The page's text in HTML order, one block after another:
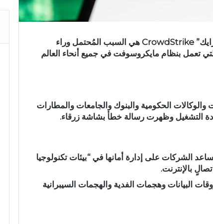
يُعتقد أن شركة الأمن السيبراني الأمريكية “كراود سترايك” CrowdStrike هي السبب المُحتمل وراء
تعمل بنظام مايكروسوفت في جميع أنحاء العالم
الحكومية والبنوك والجامعات والمطارات
التشغيل وظهرت رسالة خطأ بشاشة زرقاء.
الشركات على إدارة أمانها في “بيئات تكنولوجيا
بالإنترنت.
البيانات وهجمات الفدية والهجمات السيبرانية